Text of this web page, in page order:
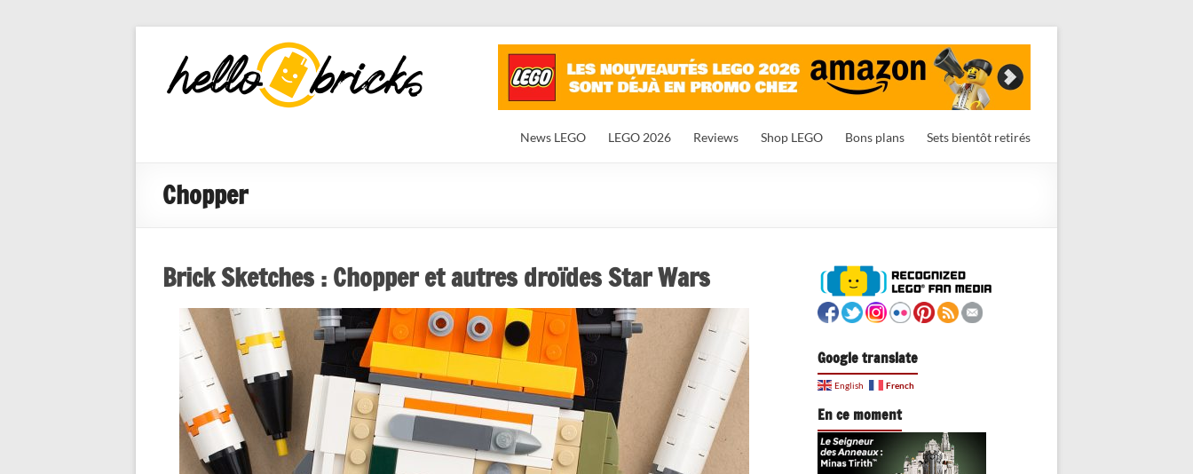
HelloBricks
Blog LEGO,
nouveaut�s
News LEGO LEGO 2026 Reviews Shop LEGO Bons plans Sets bientôt retirés
Chopper
Brick Sketches : Chopper et autres droïdes Star Wars
Google translate
English French
En ce moment